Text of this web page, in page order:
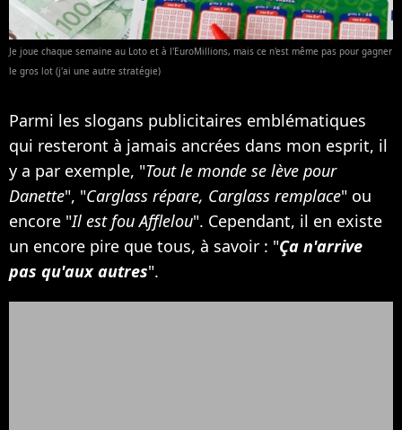
Je joue chaque semaine au Loto et à l'EuroMillions, mais ce n'est même pas pour gagner
le gros lot (j'ai une autre stratégie)
Parmi les slogans publicitaires emblématiques
qui resteront à jamais ancrées dans mon esprit, il
y a par exemple, "Tout le monde se lève pour
Danette", "Carglass répare, Carglass remplace" ou
encore "Il est fou Afflelou". Cependant, il en existe
un encore pire que tous, à savoir : "Ça n'arrive
pas qu'aux autres".